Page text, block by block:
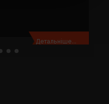
Детальніше...